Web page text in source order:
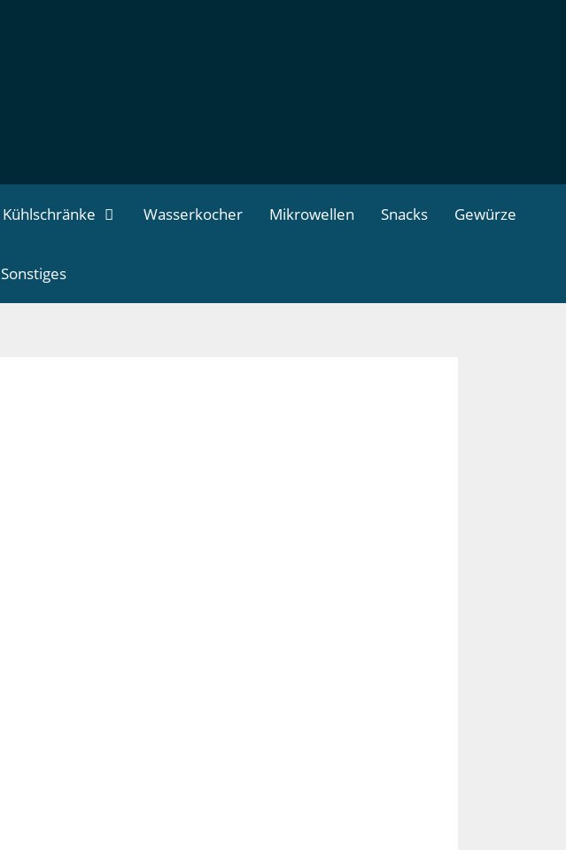
Kühlschränke Wasserkocher Mikrowellen Snacks Gewürze
Sonstiges